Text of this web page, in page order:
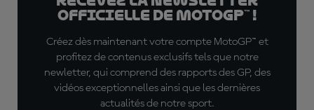
officielle de MotoGP™ !
Créez dès maintenant votre compte MotoGP™ et
profitez de contenus exclusifs tels que notre
newletter, qui comprend des rapports des GP, des
vidéos exceptionnelles ainsi que les dernières
actualités de notre sport.